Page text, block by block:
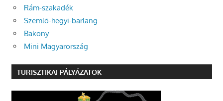
Rám-szakadék
Szemlő-hegyi-barlang
Bakony
Mini Magyarország
TURISZTIKAI PÁLYÁZATOK